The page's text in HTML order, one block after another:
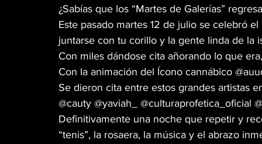
CULTURA SIN HUMO TEXTILES
MANUFACTURA COMESTIBLES HIGH
MÚSICA PET PAWS CINEMA TWIST
¿Sabías que los “Martes de Galerías”
Este pasado martes 12 de julio se celebró
juntarse con tu corillo y la gente linda de la
Con miles dándose cita añorando lo que
Con la animación del Ícono cannábico
Se dieron cita entre estos grandes artistas
@cauty @yaviah_ @culturaprofetica_oficial
Definitivamente una noche que repetir y
“tenis”, la rosaera, la música y el abrazo